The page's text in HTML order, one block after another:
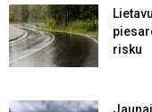
risku